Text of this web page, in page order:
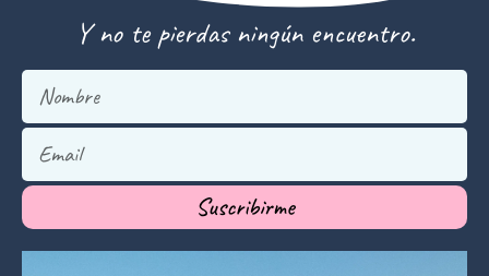
VALOR DE LAS CLASES
PARTICULARES DE
DANZA DEL VIENTRE
Y no te pierdas ningún encuentro.
Suscribirme